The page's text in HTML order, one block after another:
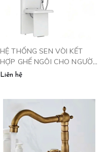
HỆ THỐNG SEN VÒI KẾT
HỢP GHẾ NGÔI CHO NGƯỜI
CAO TUỔI
Liên hệ